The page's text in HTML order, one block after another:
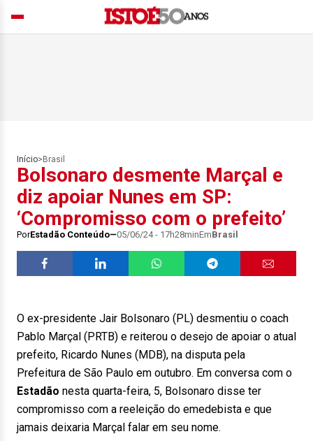
Início> Brasil
Bolsonaro desmente Marçal e
diz apoiar Nunes em SP:
‘Compromisso com o prefeito’
PorEstadão Conteúdo 05/06/24 - 17h28minEmBrasil
O ex-presidente Jair Bolsonaro (PL) desmentiu o coach
Pablo Marçal (PRTB) e reiterou o desejo de apoiar o atual
prefeito, Ricardo Nunes (MDB), na disputa pela
Prefeitura de São Paulo em outubro. Em conversa com o
Estadão nesta quarta-feira, 5, Bolsonaro disse ter
compromisso com a reeleição do emedebista e que
jamais deixaria Marçal falar em seu nome.